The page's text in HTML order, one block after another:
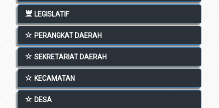
Geografis
Legislatif
Perangkat Daerah
Sekretariat Daerah
Kecamatan
Desa
Informasi
Layanan
Agenda
Pengumuman
LEGISLATIF
PERANGKAT DAERAH
SEKRETARIAT DAERAH
KECAMATAN
DESA